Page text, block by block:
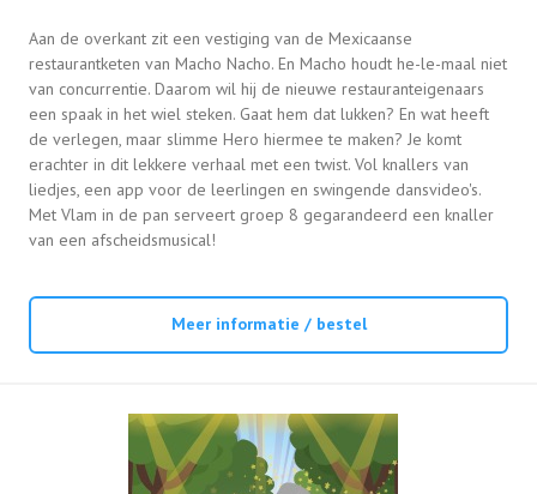
Aan de overkant zit een vestiging van de Mexicaanse
restaurantketen van Macho Nacho. En Macho houdt he-le-maal niet
van concurrentie. Daarom wil hij de nieuwe restauranteigenaars
een spaak in het wiel steken. Gaat hem dat lukken? En wat heeft
de verlegen, maar slimme Hero hiermee te maken? Je komt
erachter in dit lekkere verhaal met een twist. Vol knallers van
liedjes, een app voor de leerlingen en swingende dansvideo's.
Met Vlam in de pan serveert groep 8 gegarandeerd een knaller
van een afscheidsmusical!
Meer informatie / bestel